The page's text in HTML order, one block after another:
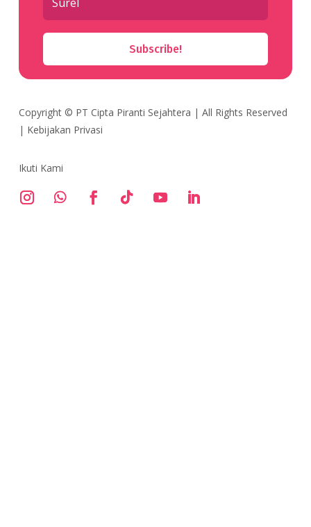
Subscribe!
Copyright © PT Cipta Piranti Sejahtera | All Rights Reserved
| Kebijakan Privasi
Ikuti Kami